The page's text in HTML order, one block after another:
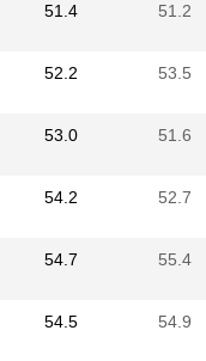
51.4 51.2
52.2 53.5
53.0 51.6
54.2 52.7
54.7 55.4
54.5 54.9